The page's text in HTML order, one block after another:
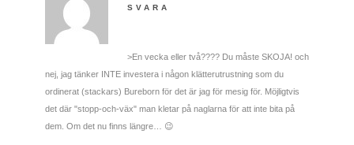
SVARA
>En vecka eller två???? Du måste SKOJA! och
nej, jag tänker INTE investera i någon klätterutrustning som du
ordinerat (stackars) Bureborn för det är jag för mesig för. Möjligtvis
det där "stopp-och-väx" man kletar på naglarna för att inte bita på
dem. Om det nu finns längre… 😉